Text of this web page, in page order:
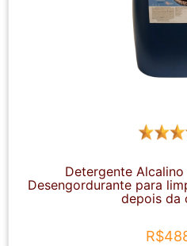
Detergente Alcalino
Desengordurante para
depois da
R$